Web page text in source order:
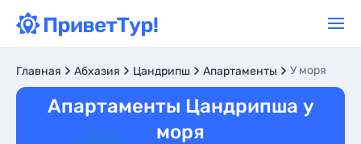
Главная Абхазия Цандрипш Апартаменты У моря
Апартаменты Цандрипша у
моря